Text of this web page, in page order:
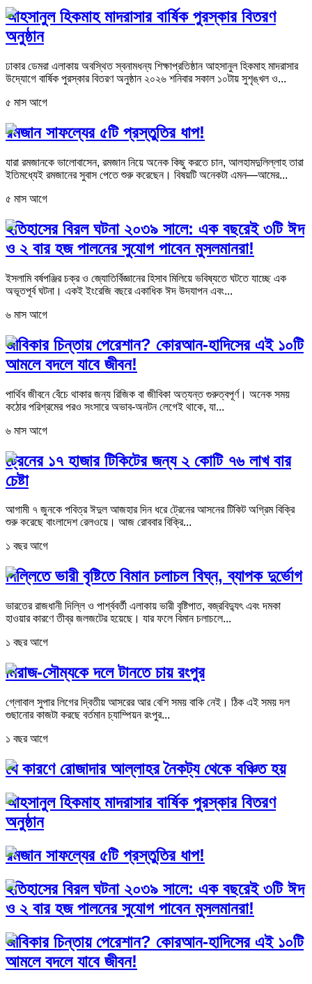
আহসানুল হিকমাহ মাদরাসার বার্ষিক পুরস্কার বিতরণ
অনুষ্ঠান
ঢাকার ডেমরা এলাকায় অবস্থিত স্বনামধন্য শিক্ষাপ্রতিষ্ঠান আহসানুল হিকমাহ মাদরাসার
উদ্যোগে বার্ষিক পুরস্কার বিতরণ অনুষ্ঠান ২০২৬ শনিবার সকাল ১০টায় সুশৃঙ্খল ও...
৫ মাস আগে
রমজান সাফল্যের ৫টি প্রস্তুতির ধাপ!
যারা রমজানকে ভালোবাসেন, রমজান নিয়ে অনেক কিছু করতে চান, আলহামদুলিল্লাহ তারা
ইতিমধ্যেই রমজানের সুবাস পেতে শুরু করেছেন। বিষয়টি অনেকটা এমন—আমের...
৫ মাস আগে
ইতিহাসের বিরল ঘটনা ২০৩৯ সালে: এক বছরেই ৩টি ঈদ
ও ২ বার হজ পালনের সুযোগ পাবেন মুসলমানরা!
ইসলামি বর্ষপঞ্জির চক্র ও জ্যোতির্বিজ্ঞানের হিসাব মিলিয়ে ভবিষ্যতে ঘটতে যাচ্ছে এক
অভূতপূর্ব ঘটনা। একই ইংরেজি বছরে একাধিক ঈদ উদযাপন এবং...
৬ মাস আগে
জীবিকার চিন্তায় পেরেশান? কোরআন-হাদিসের এই ১০টি
আমলে বদলে যাবে জীবন!
পার্থিব জীবনে বেঁচে থাকার জন্য রিজিক বা জীবিকা অত্যন্ত গুরুত্বপূর্ণ। অনেক সময়
কঠোর পরিশ্রমের পরও সংসারে অভাব-অনটন লেগেই থাকে, যা...
৬ মাস আগে
ট্রেনের ১৭ হাজার টিকিটের জন্য ২ কোটি ৭৬ লাখ বার
চেষ্টা
আগামী ৭ জুনকে পবিত্র ঈদুল আজহার দিন ধরে ট্রেনের আসনের টিকিট অগ্রিম বিক্রি
শুরু করেছে বাংলাদেশ রেলওয়ে। আজ রোববার বিক্রি...
১ বছর আগে
দিল্লিতে ভারী বৃষ্টিতে বিমান চলাচল বিঘ্ন, ব্যাপক দুর্ভোগ
ভারতের রাজধানী দিল্লি ও পার্শ্ববর্তী এলাকায় ভারী বৃষ্টিপাত, বজ্রবিদ্যুৎ এবং দমকা
হাওয়ার কারণে তীব্র জলজটের হয়েছে। যার ফলে বিমান চলাচলে...
১ বছর আগে
মিরাজ-সৌম্যকে দলে টানতে চায় রংপুর
গ্লোবাল সুপার লিগের দ্বিতীয় আসরের আর বেশি সময় বাকি নেই। ঠিক এই সময় দল
গুছানোর কাজটা করছে বর্তমান চ্যাম্পিয়ন রংপুর...
১ বছর আগে
যে কারণে রোজাদার আল্লাহর নৈকট্য থেকে বঞ্চিত হয়
আহসানুল হিকমাহ মাদরাসার বার্ষিক পুরস্কার বিতরণ
অনুষ্ঠান
রমজান সাফল্যের ৫টি প্রস্তুতির ধাপ!
ইতিহাসের বিরল ঘটনা ২০৩৯ সালে: এক বছরেই ৩টি ঈদ
ও ২ বার হজ পালনের সুযোগ পাবেন মুসলমানরা!
জীবিকার চিন্তায় পেরেশান? কোরআন-হাদিসের এই ১০টি
আমলে বদলে যাবে জীবন!